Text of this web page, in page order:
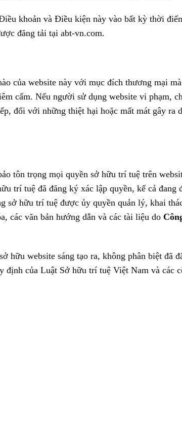
khoản và Điều kiện này vào bất kỳ thời
đăng tải tại abt-vn.com.
của website này với mục đích thương mại
cấm. Nếu người sử dụng website vi phạm,
đối với những thiệt hại hoặc mất mát gây ra
tôn trọng mọi quyền sở hữu trí tuệ trên
trí tuệ đã đăng ký xác lập quyền, kể cả đang
sở hữu trí tuệ được ủy quyền quản lý, khai
các văn bản hướng dẫn và các tài liệu do
hữu website sáng tạo ra, không phân biệt đã
định của Luật Sở hữu trí tuệ Việt Nam và các